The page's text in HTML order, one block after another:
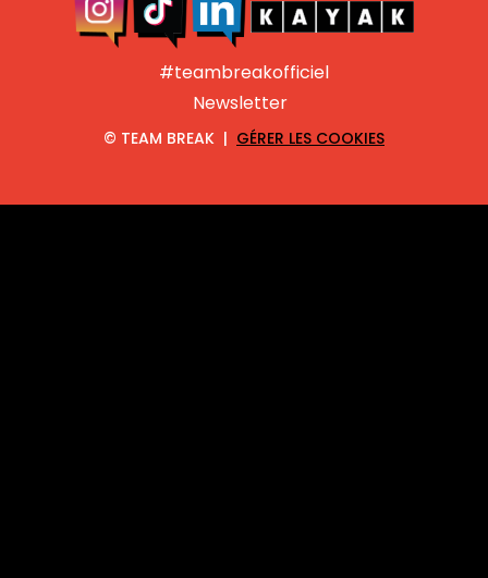
#teambreakofficiel
Newsletter
© TEAM BREAK | GÉRER LES COOKIES